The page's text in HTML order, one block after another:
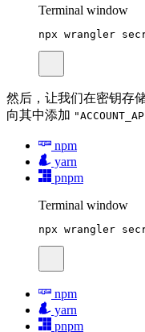
Terminal window
npx wrangler
然后，让我们在密钥存
向其中添加
npm
yarn
pnpm
Terminal window
npx wrangler
npm
yarn
pnpm